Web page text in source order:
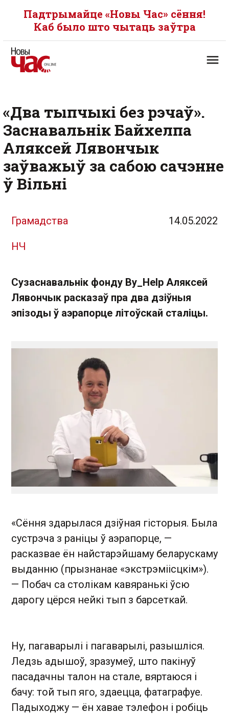
Падтрымайце «Новы Час» сёння!
Каб было што чытаць заўтра
«Два тыпчыкі без рэчаў».
Заснавальнік Байхелпа
Аляксей Лявончык
заўважыў за сабою сачэнне
ў Вільні
Грамадства 14.05.2022
НЧ
Сузаснавальнік фонду By_Help Аляксей
Лявончык расказаў пра два дзіўныя
эпізоды ў аэрапорце літоўскай сталіцы.
«Сёння здарылася дзіўная гісторыя. Была
сустрэча з раніцы ў аэрапорце, —
расказвае ён найстарэйшаму беларускаму
выданню (прызнанае «экстрэміісцкім») .
— Побач са столікам кавяранькі ўсю
дарогу цёрся нейкі тып з барсеткай.
Ну, пагаварылі і пагаварылі, разышліся.
Ледзь адышоў, зразумеў, што пакінуў
пасадачны талон на стале, вяртаюся і
бачу: той тып яго, здаецца, фатаграфуе.
Падыходжу — ён хавае тэлефон і робіць